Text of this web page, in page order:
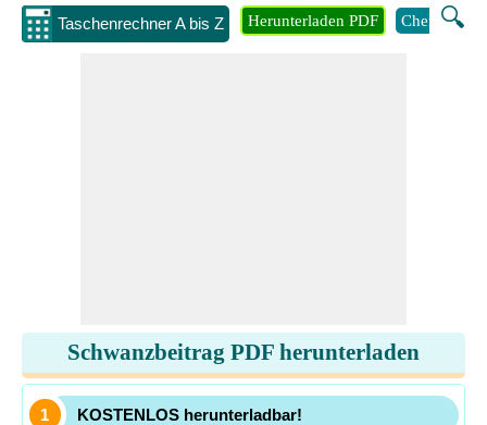
Taschenrechner A bis Z 🔍
Herunterladen PDF Chemie
Schwanzbeitrag PDF herunterladen
KOSTENLOS herunterladbar!